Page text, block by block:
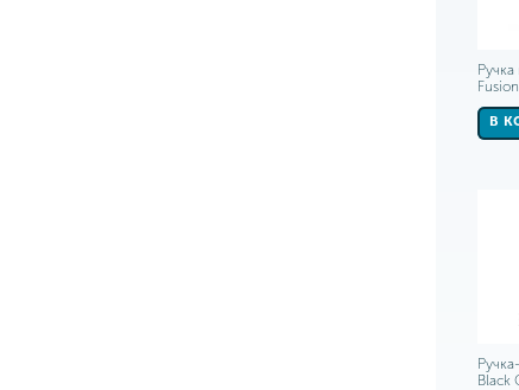
в
Black